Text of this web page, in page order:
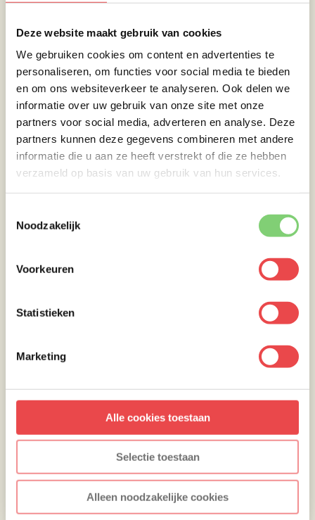
Deze website maakt gebruik van cookies
We gebruiken cookies om content en advertenties te
personaliseren, om functies voor social media te bieden
en om ons websiteverkeer te analyseren. Ook delen we
informatie over uw gebruik van onze site met onze
partners voor social media, adverteren en analyse. Deze
partners kunnen deze gegevens combineren met andere
informatie die u aan ze heeft verstrekt of die ze hebben
verzameld op basis van uw gebruik van hun services.
Noodzakelijk
Voorkeuren
Statistieken
Marketing
Alle cookies toestaan
Selectie toestaan
Alleen noodzakelijke cookies
in tot je ongeveer een liter overhoudt.
Uiensoep
In het laatste uur dat de bouillon aan het
trekken is kan je alvast beginnen met de
uiensoep:
Pel de uien en snij deze in zo dun mogelijke
ringen (een mandoline is nu echt heel erg
tegen de tranende ogen: heeft je gezin ook
nog een extra uitlach momentje)
Smelt op een middelhoog vuur in een grote
uien in ongeveer 40 minuten goudbruin.
nog 5 minuten mee.
(welke ruim in je soepkommen passen) en
de grill: net wat je wilt).
Als de bloem 5 minuten meegebakken heeft
giet je langzaam de gezeefde
(vergeet niet de bodem lekker mee te